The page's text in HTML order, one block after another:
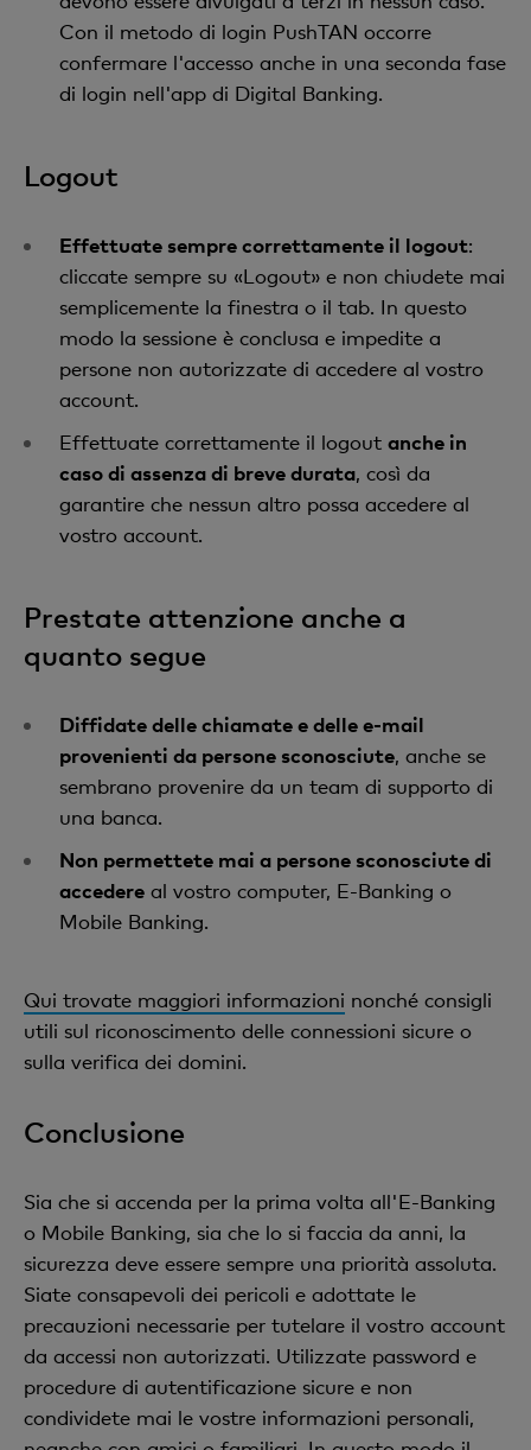
Con il metodo di login PushTAN occorre
confermare l'accesso anche in una seconda fase
di login nell'app di Digital Banking.
Logout
Effettuate sempre correttamente il logout:
cliccate sempre su «Logout» e non chiudete mai
semplicemente la finestra o il tab. In questo
modo la sessione è conclusa e impedite a
persone non autorizzate di accedere al vostro
account.
Effettuate correttamente il logout anche in
caso di assenza di breve durata, così da
garantire che nessun altro possa accedere al
vostro account.
Prestate attenzione anche a
quanto segue
Diffidate delle chiamate e delle e-mail
provenienti da persone sconosciute, anche se
sembrano provenire da un team di supporto di
una banca.
Non permettete mai a persone sconosciute di
accedere al vostro computer, E-Banking o
Mobile Banking.
Qui trovate maggiori informazioni nonché consigli
utili sul riconoscimento delle connessioni sicure o
sulla verifica dei domini.
Conclusione
Sia che si accenda per la prima volta all'E-Banking
o Mobile Banking, sia che lo si faccia da anni, la
sicurezza deve essere sempre una priorità assoluta.
Siate consapevoli dei pericoli e adottate le
precauzioni necessarie per tutelare il vostro account
da accessi non autorizzati. Utilizzate password e
procedure di autentificazione sicure e non
condividete mai le vostre informazioni personali,